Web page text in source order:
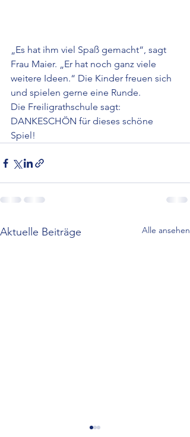
„Es hat ihm viel Spaß gemacht“, sagt
Frau Maier. „Er hat noch ganz viele
weitere Ideen.“ Die Kinder freuen sich
und spielen gerne eine Runde.
Die Freiligrathschule sagt:
DANKESCHÖN für dieses schöne
Spiel!
Aktuelle Beiträge Alle ansehen